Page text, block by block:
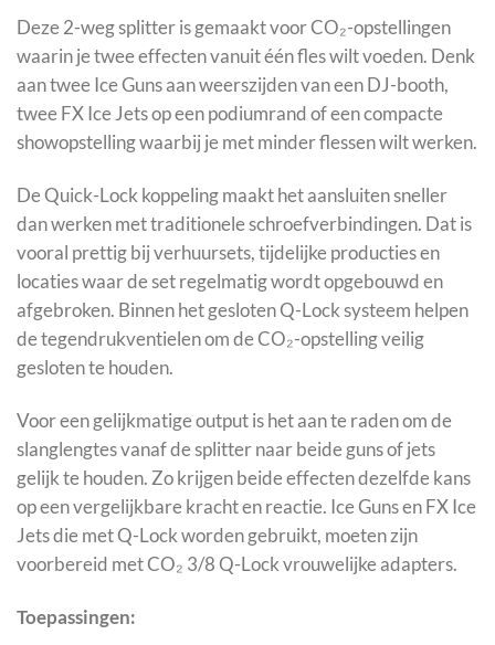
Deze 2-weg splitter is gemaakt voor CO₂-opstellingen
waarin je twee effecten vanuit één fles wilt voeden. Denk
aan twee Ice Guns aan weerszijden van een DJ-booth,
twee FX Ice Jets op een podiumrand of een compacte
showopstelling waarbij je met minder flessen wilt werken.
De Quick-Lock koppeling maakt het aansluiten sneller
dan werken met traditionele schroefverbindingen. Dat is
vooral prettig bij verhuursets, tijdelijke producties en
locaties waar de set regelmatig wordt opgebouwd en
afgebroken. Binnen het gesloten Q-Lock systeem helpen
de tegendrukventielen om de CO₂-opstelling veilig
gesloten te houden.
Voor een gelijkmatige output is het aan te raden om de
slanglengtes vanaf de splitter naar beide guns of jets
gelijk te houden. Zo krijgen beide effecten dezelfde kans
op een vergelijkbare kracht en reactie. Ice Guns en FX Ice
Jets die met Q-Lock worden gebruikt, moeten zijn
voorbereid met CO₂ 3/8 Q-Lock vrouwelijke adapters.
Toepassingen: